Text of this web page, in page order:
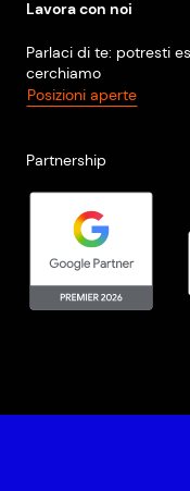
Lavora con noi
Parlaci di te: potresti
cerchiamo
Posizioni aperte
Partnership